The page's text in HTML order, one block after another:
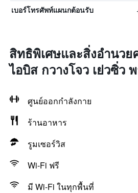
เบอร์โทรศัพท์แผนกต้อนรับ
สิทธิพิเศษและสิ่งอำนว
ไอบิส กวางโจว เย่วซิ่ว
ศูนย์ออกกำลังกาย
ร้านอาหาร
รูมเซอร์วิส
Wi-Fi ฟรี
มี Wi-Fi ในทุกพื้นที่